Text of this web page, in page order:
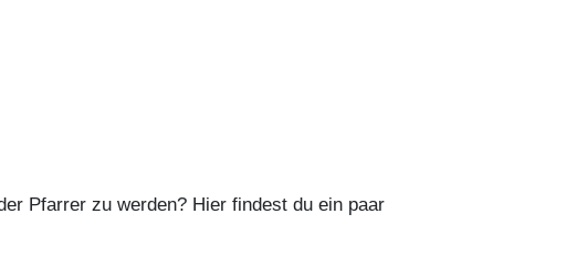
Pfarrer zu werden? Hier findest du ein paar